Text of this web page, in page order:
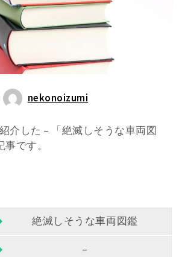
nekonoizumi
介した – 「絶滅しそうな車両図
です。
絶滅しそうな車両図鑑
–